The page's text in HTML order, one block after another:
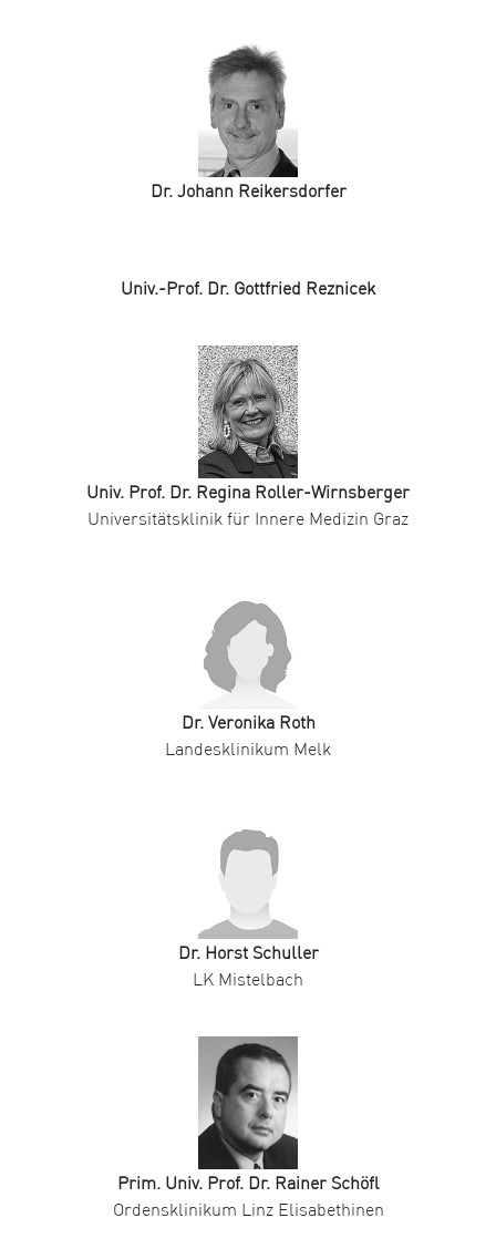
Dr. Johann Reikersdorfer
Univ.-Prof. Dr. Gottfried Reznicek
Univ. Prof. Dr. Regina Roller-Wirnsberger
Universitätsklinik für Innere Medizin Graz
Dr. Veronika Roth
Landesklinikum Melk
Dr. Horst Schuller
LK Mistelbach
Prim. Univ. Prof. Dr. Rainer Schöfl
Ordensklinikum Linz Elisabethinen